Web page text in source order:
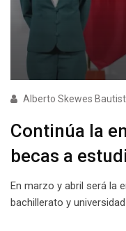
Alberto Skewes
Continúa la
becas a
En marzo y abril será la
bachillerato y